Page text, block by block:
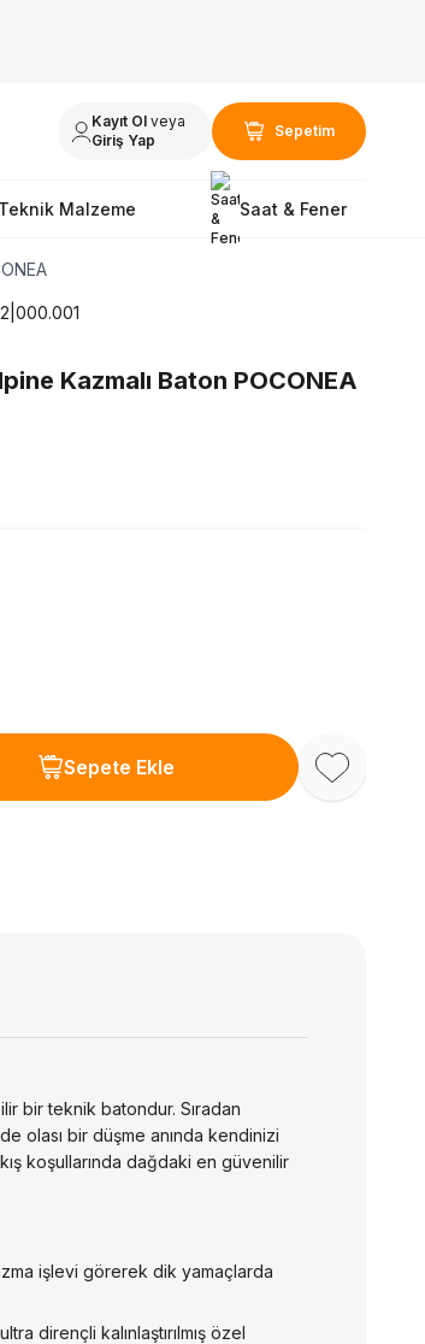
Kayıt Ol veya
Giriş Yap
Sepetim
Teknik Malzeme Saat & Fener
Kazmalı Baton POCONEA
Sepete Ekle Favoriye Ekle
bir teknik batondur. Sıradan
olası bir düşme anında kendinizi
koşullarında dağdaki en güvenilir
işlevi görerek dik yamaçlarda
dirençli kalınlaştırılmış özel